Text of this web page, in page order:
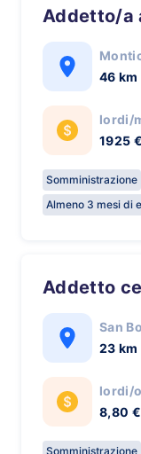
Addetto/
46
lordi/
1925 €
Somministrazione
Almeno 3 mesi di
Addetto
San
23
lordi/
8,80 €
Somministrazione